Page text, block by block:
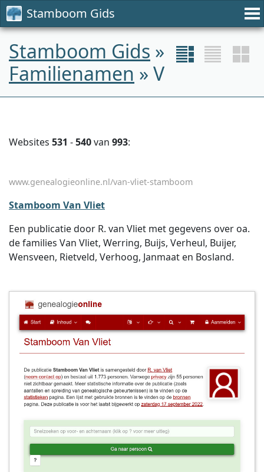
Stamboom Gids
Stamboom Gids »
Familienamen » V
Websites 531 -540van 993:
www.genealogieonline.nl/van-vliet-stamboom
Stamboom Van Vliet
Een publicatie door R. van Vliet met gegevens over oa.
de families Van Vliet, Werring, Buijs, Verheul, Buijer,
Wensveen, Rietveld, Verhoog, Janmaat en Bosland.